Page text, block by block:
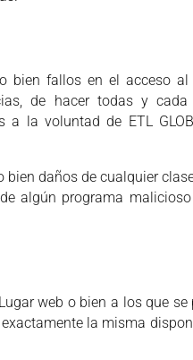
bien fallos en el acceso
de hacer todas y
la voluntad de ETL
bien daños de cualquier
algún programa
web o bien a los que
la misma